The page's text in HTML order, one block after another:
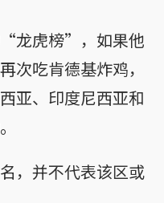
“龙虎榜”，如果他
次吃肯德基炸鸡，
亚、印度尼西亚和
，并不代表该区或